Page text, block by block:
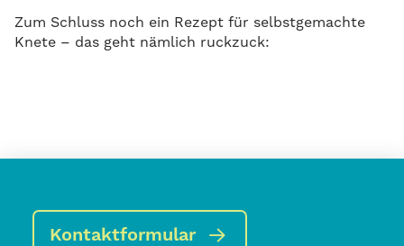
Zum Schluss noch ein Rezept für selbstgemachte
Knete – das geht nämlich ruckzuck:
Kontaktformular